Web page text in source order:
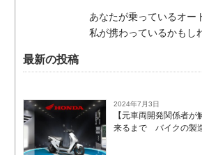
あなたが乗っているオー
私が携わっているかもし
最新の投稿
2024年7月3日
【元車両開発関係者
来るまで バイクの製